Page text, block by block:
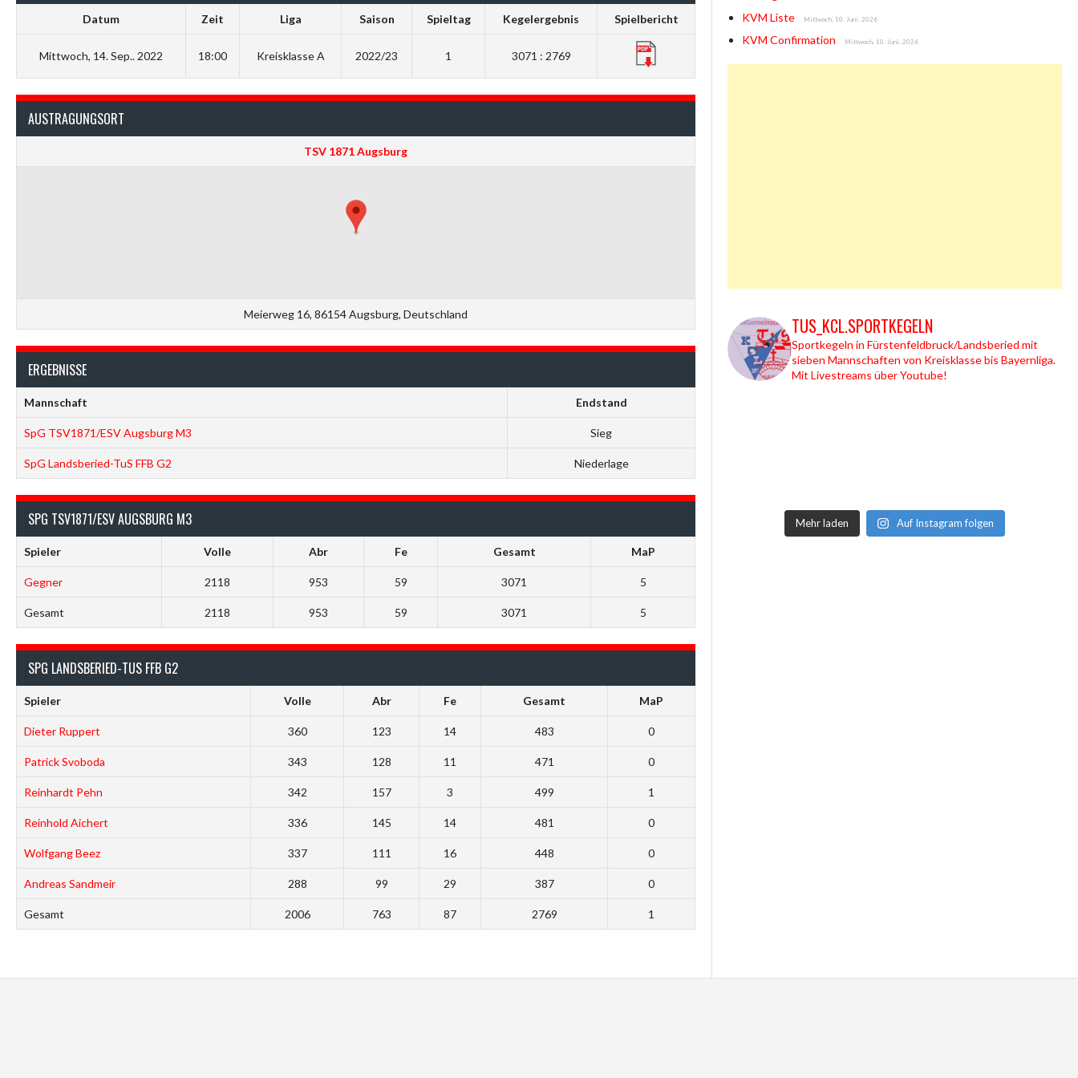
Datum Zeit Liga Saison Spieltag Kegelergebnis Spielbericht
Mittwoch, 14. Sep.. 2022 18:00 Kreisklasse A 2022/23 1 3071 : 2769
AUSTRAGUNGSORT
TSV 1871 Augsburg
Meierweg 16, 86154 Augsburg, Deutschland
ERGEBNISSE
Mannschaft Endstand
SpG TSV1871/ESV Augsburg M3 Sieg
SpG Landsberied-TuS FFB G2 Niederlage
SPG TSV1871/ESV AUGSBURG M3
Spieler Volle Abr Fe Gesamt MaP
Gegner 2118 953 59 3071 5
Gesamt 2118 953 59 3071 5
SPG LANDSBERIED-TUS FFB G2
Spieler Volle Abr Fe Gesamt MaP
Dieter Ruppert 360 123 14 483 0
Patrick Svoboda 343 128 11 471 0
Reinhardt Pehn 342 157 3 499 1
Reinhold Aichert 336 145 14 481 0
Wolfgang Beez 337 111 16 448 0
Andreas Sandmeir 288 99 29 387 0
Gesamt 2006 763 87 2769 1
KVM Liste Mittwoch, 10. Juni. 2026
KVM Confirmation Mittwoch, 10. Juni. 2026
TUS_KCL.SPORTKEGELN
Sportkegeln in Fürstenfeldbruck/Landsberied mit
sieben Mannschaften von Kreisklasse bis Bayernliga.
Mit Livestreams über Youtube!
Mehr laden Auf Instagram folgen